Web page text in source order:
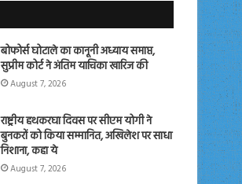
बोफोर्स घोटाले का कानूनी अध्याय समाप्त,
सुप्रीम कोर्ट ने अंतिम याचिका खारिज की
August 7, 2026
राष्ट्रीय हथकरघा दिवस पर सीएम योगी ने
बुनकरों को किया सम्मानित, अखिलेश पर साधा
निशाना, कहा ये
August 7, 2026